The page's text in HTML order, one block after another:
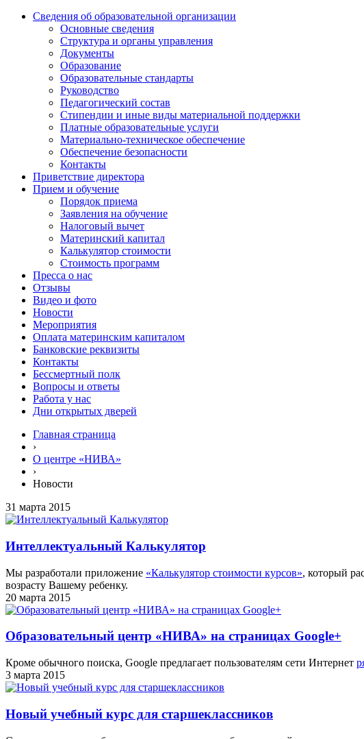
Сведения об образовательной организации
Основные сведения
Структура и органы управления
Документы
Образование
Образовательные стандарты
Руководство
Педагогический состав
Стипендии и иные виды материальной поддержки
Платные образовательные услуги
Материально-техническое обеспечение
Обеспечение безопасности
Контакты
Приветствие директора
Прием и обучение
Порядок приема
Заявления на обучение
Налоговый вычет
Материнский капитал
Калькулятор стоимости
Стоимость программ
Пресса о нас
Отзывы
Видео и фото
Новости
Мероприятия
Оплата материнским капиталом
Банковские реквизиты
Контакты
Бессмертный полк
Вопросы и ответы
Работа у нас
Дни открытых дверей
Главная страница
›
О центре «НИВА»
›
Новости
31 марта 2015
Интеллектуальный Калькулятор
Мы разработали приложение «Калькулятор стоимости курсов», который
возрасту Вашему ребенку.
20 марта 2015
Образовательный центр «НИВА» на страницах Google+
Кроме обычного поиска, Google предлагает пользователям сети Интернет
3 марта 2015
Новый учебный курс для старшеклассников